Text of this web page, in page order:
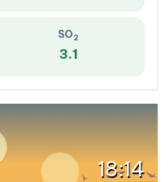
SO2
3.1
18:14